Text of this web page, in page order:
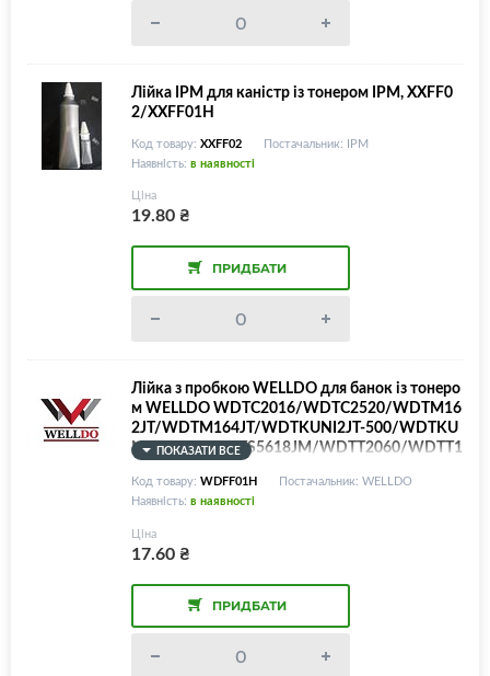
Лійка IPM для каністр із тонером IPM, XXFF0
2/XXFF01H
Код товару: XXFF02
Постачальник: IPM
Наявність: в наявності
Ціна
19.80₴
ПРИДБАТИ
Лійка з пробкою WELLDO для банок із тонеро
м WELLDO WDTC2016/WDTC2520/WDTM16
2JT/WDTM164JT/WDTKUNI2JT-500/WDTKU
NI1JT-500/WDTS5618JM/WDTT2060/WDTT1
640U/WDTT1640UJT, діаметр горловини 50м
м
ПОКАЗАТИ ВСЕ
Код товару: WDFF01H
Постачальник: WELLDO
Наявність: в наявності
Ціна
17.60₴
ПРИДБАТИ